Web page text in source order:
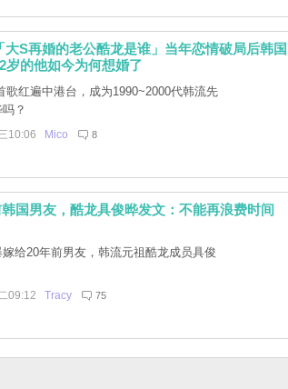
大S再婚的老公酷龙是谁」当年恋情破局后韩国
岁的他如今为何想婚了
红遍中港台，成为1990~2000代韩流先
？
10:06 Mico 8
国男友，酷龙具俊晔发文：不能再浪费时间
给20年前男友，韩流元祖酷龙成员具俊
09:12 Tracy 75